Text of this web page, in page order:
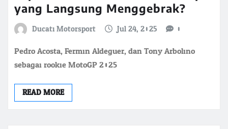
yang Langsung Menggebrak?
Ducati Motorsport Jul 24, 2025 0
Pedro Acosta, Fermin Aldeguer, dan Tony Arbolino
sebagai rookie MotoGP 2025
READ MORE